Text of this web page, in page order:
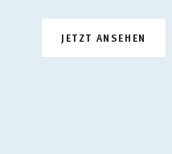
JETZT ANSEHEN